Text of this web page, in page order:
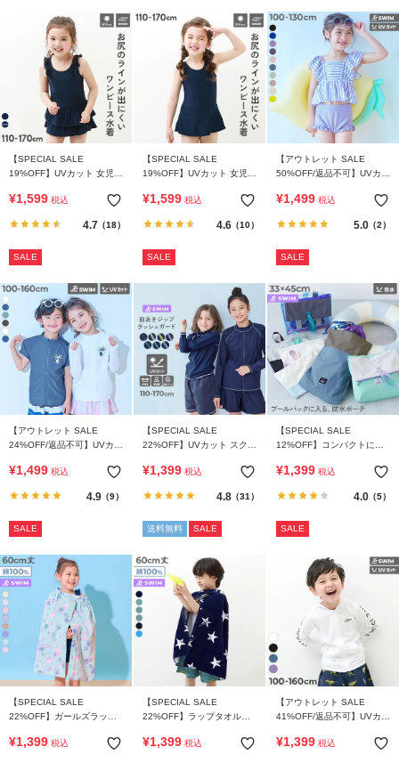
【SPECIAL SALE
19%OFF】UVカット 女児
ル水着
¥1,599 税込
4.7（18）
SALE
【SPECIAL SALE
19%OFF】UVカット 女児
¥1,599 税込
4.6（10）
SALE
【アウトレット SALE
50%OFF/返品不可】UVカッ
ームフリル セパレート水着
¥1,499 税込
5.0（2）
SALE
【アウトレット SALE
24%OFF/返品不可】UVカッ
プラッシュガード
¥1,499 税込
4.9（9）
SALE
【SPECIAL SALE
22%OFF】UVカット スクー
ード
¥1,399 税込
4.8（31）
送料無料 SALE
【SPECIAL SALE
12%OFF】コンパクトにな
¥1,399 税込
4.0（5）
SALE
【SPECIAL SALE
22%OFF】ガールズラップ
¥1,399 税込
【SPECIAL SALE
22%OFF】ラップタオル
¥1,399 税込
【アウトレット SALE
41%OFF/返品不可】UVカッ
ッシュガード
¥1,399 税込